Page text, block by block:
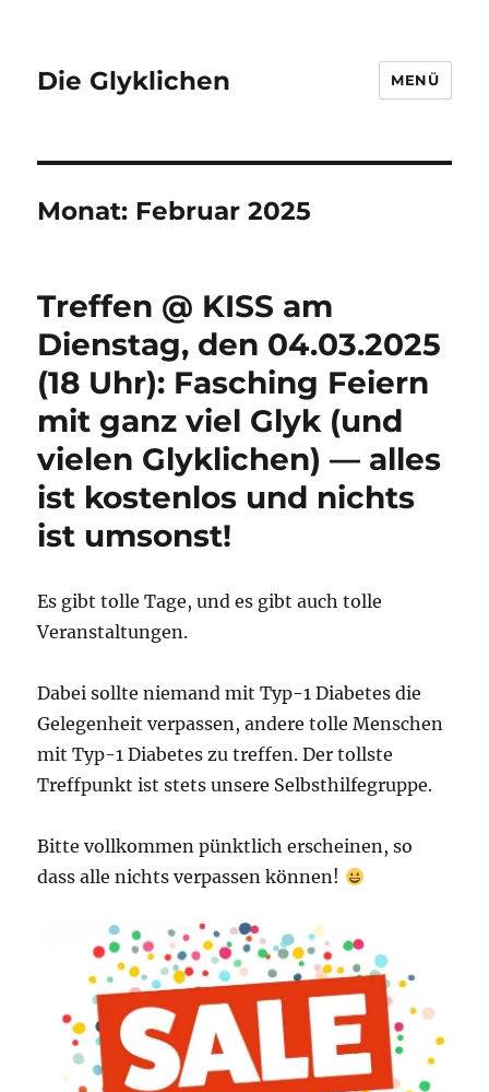
Die Glyklichen MENÜ
Monat: Februar 2025
Treffen @ KISS am
Dienstag, den 04.03.2025
(18 Uhr): Fasching Feiern
mit ganz viel Glyk (und
vielen Glyklichen) — alles
ist kostenlos und nichts
ist umsonst!
Es gibt tolle Tage, und es gibt auch tolle
Veranstaltungen.
Dabei sollte niemand mit Typ-1 Diabetes die
Gelegenheit verpassen, andere tolle Menschen
mit Typ-1 Diabetes zu treffen. Der tollste
Treffpunkt ist stets unsere Selbsthilfegruppe.
Bitte vollkommen pünktlich erscheinen, so
dass alle nichts verpassen können!